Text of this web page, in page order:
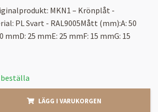
MKN1 – Krönplåt -
PL Svart - RAL9005Mått (mm):A: 50
mmD: 25 mmE: 25 mmF: 15 mmG: 15
LÄGG I VARUKORGEN